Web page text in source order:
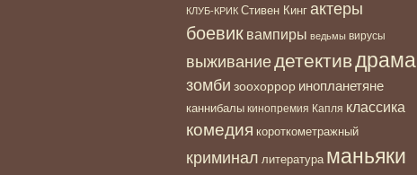
КЛУБ-КРИК Стивен Кинг актеры
боевик вампиры ведьмы вирусы
выживаниедетективдрама
зомби зоохоррор инопланетяне
каннибалы кинопремия Капля классика
комедия короткометражный
криминал литература маньяки